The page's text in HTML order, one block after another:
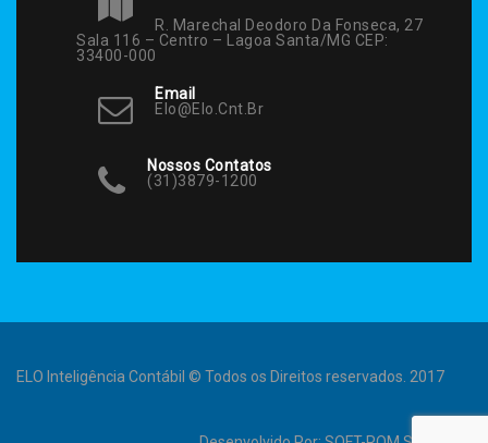
R. Marechal Deodoro Da Fonseca, 27
Sala 116 – Centro – Lagoa Santa/MG CEP:
33400-000
Email
Elo@elo.cnt.br
Nossos Contatos
(31)3879-1200
ELO Inteligência Contábil © Todos os Direitos reservados. 2017